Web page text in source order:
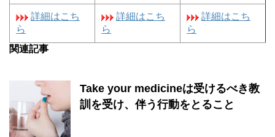
詳細はこち
ら
詳細はこち
ら
詳細はこち
ら
関連記事
Take your medicineは受けるべき教
訓を受け、伴う行動をとること